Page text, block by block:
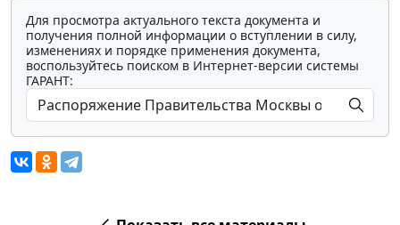
Для просмотра актуального текста документа и
получения полной информации о вступлении в силу,
изменениях и порядке применения документа,
воспользуйтесь поиском в Интернет-версии системы
ГАРАНТ: